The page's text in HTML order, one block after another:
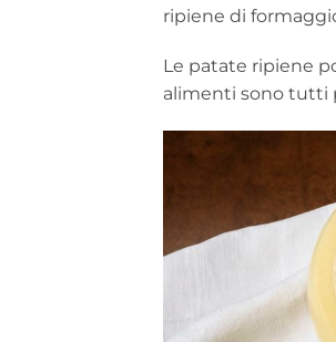
ripiene di
Le patate ripiene
alimenti sono tutti